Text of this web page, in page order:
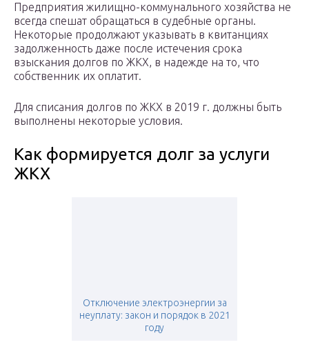
Предприятия жилищно-коммунального хозяйства не
всегда спешат обращаться в судебные органы.
Некоторые продолжают указывать в квитанциях
задолженность даже после истечения срока
взыскания долгов по ЖКХ, в надежде на то, что
собственник их оплатит.
Для списания долгов по ЖКХ в 2019 г. должны быть
выполнены некоторые условия.
Как формируется долг за услуги
ЖКХ
Отключение электроэнергии за
неуплату: закон и порядок в 2021
году